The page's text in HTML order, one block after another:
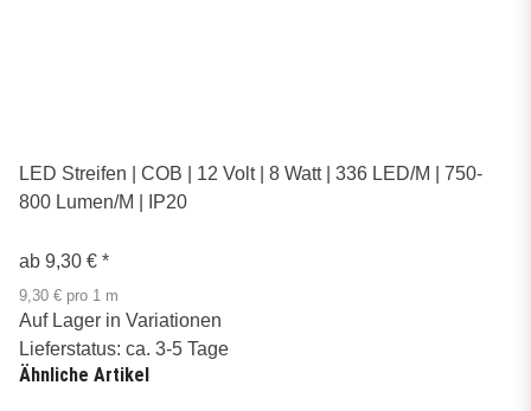
LED Streifen | COB | 12 Volt | 8 Watt | 336 LED/M | 750-
800 Lumen/M | IP20
ab 9,30 € *
9,30 € pro 1 m
Auf Lager in Variationen
Lieferstatus: ca. 3-5 Tage
Ähnliche Artikel